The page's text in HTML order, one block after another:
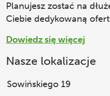
Planujesz zostać na
Ciebie dedykowaną
Dowiedz się więcej
Nasze lokalizacje
Sowińskiego 19